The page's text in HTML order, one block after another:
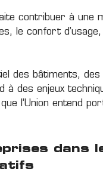
contribuer à
le confort
des bâtiments,
à des enjeux
l’Union entend
dans